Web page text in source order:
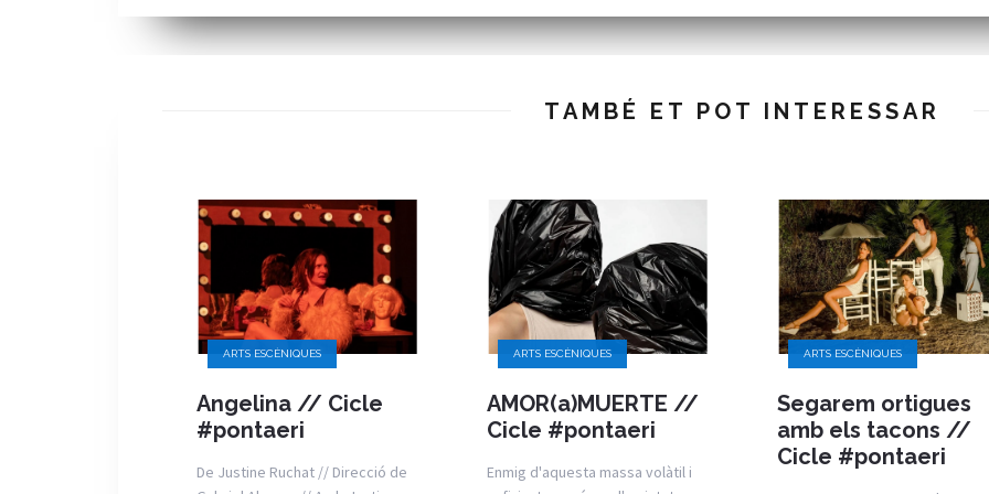
TAMBÉ ET POT INTERESSAR
ARTS ESCÈNIQUES
Angelina // Cicle
#pontaeri
De Justine Ruchat // Direcció de
ARTS ESCÈNIQUES
AMOR(a)MUERTE //
Cicle #pontaeri
Enmig d'aquesta massa volàtil i
ARTS ESCÈNIQUES
Segarem ortigues
amb els tacons //
Cicle #pontaeri